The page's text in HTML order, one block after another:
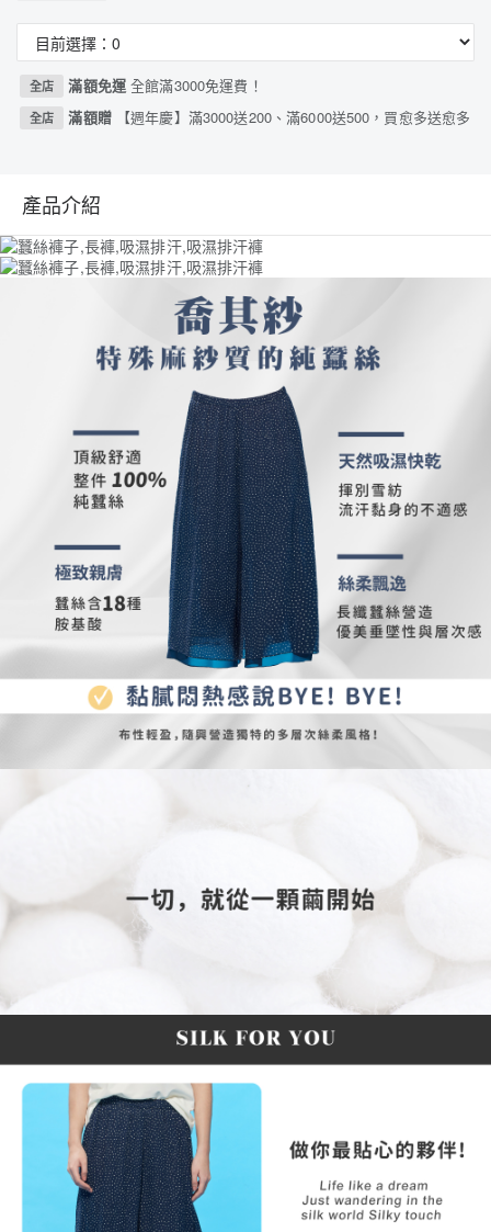
全店 滿額免運全館滿3000免運費！
全店 滿額贈 【週年慶】滿3000送200、滿6000送500，買愈多送愈多
產品介紹